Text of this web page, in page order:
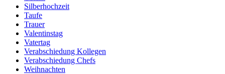
Silberhochzeit
Taufe
Trauer
Valentinstag
Vatertag
Verabschiedung Kollegen
Verabschiedung Chefs
Weihnachten